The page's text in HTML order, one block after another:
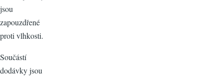
jsou
zapouzdřené
proti vlhkosti.
Součástí
dodávky jsou